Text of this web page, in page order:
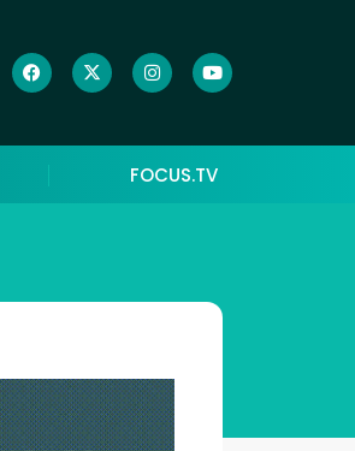
FOCUS.TV